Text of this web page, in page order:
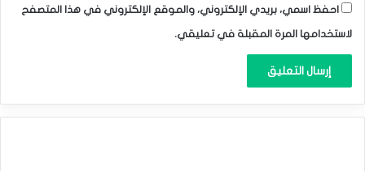
احفظ اسمي، بريدي الإلكتروني، والموقع الإلكتروني في هذا المتصفح
لاستخدامها المرة المقبلة في تعليقي.